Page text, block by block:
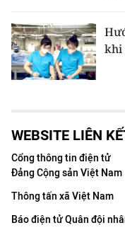
khi
WEBSITE LIÊN
Cổng thông tin điện tử
Đảng Cộng sản Việt Nam
Thông tấn xã Việt Nam
Báo điện tử Quân đội